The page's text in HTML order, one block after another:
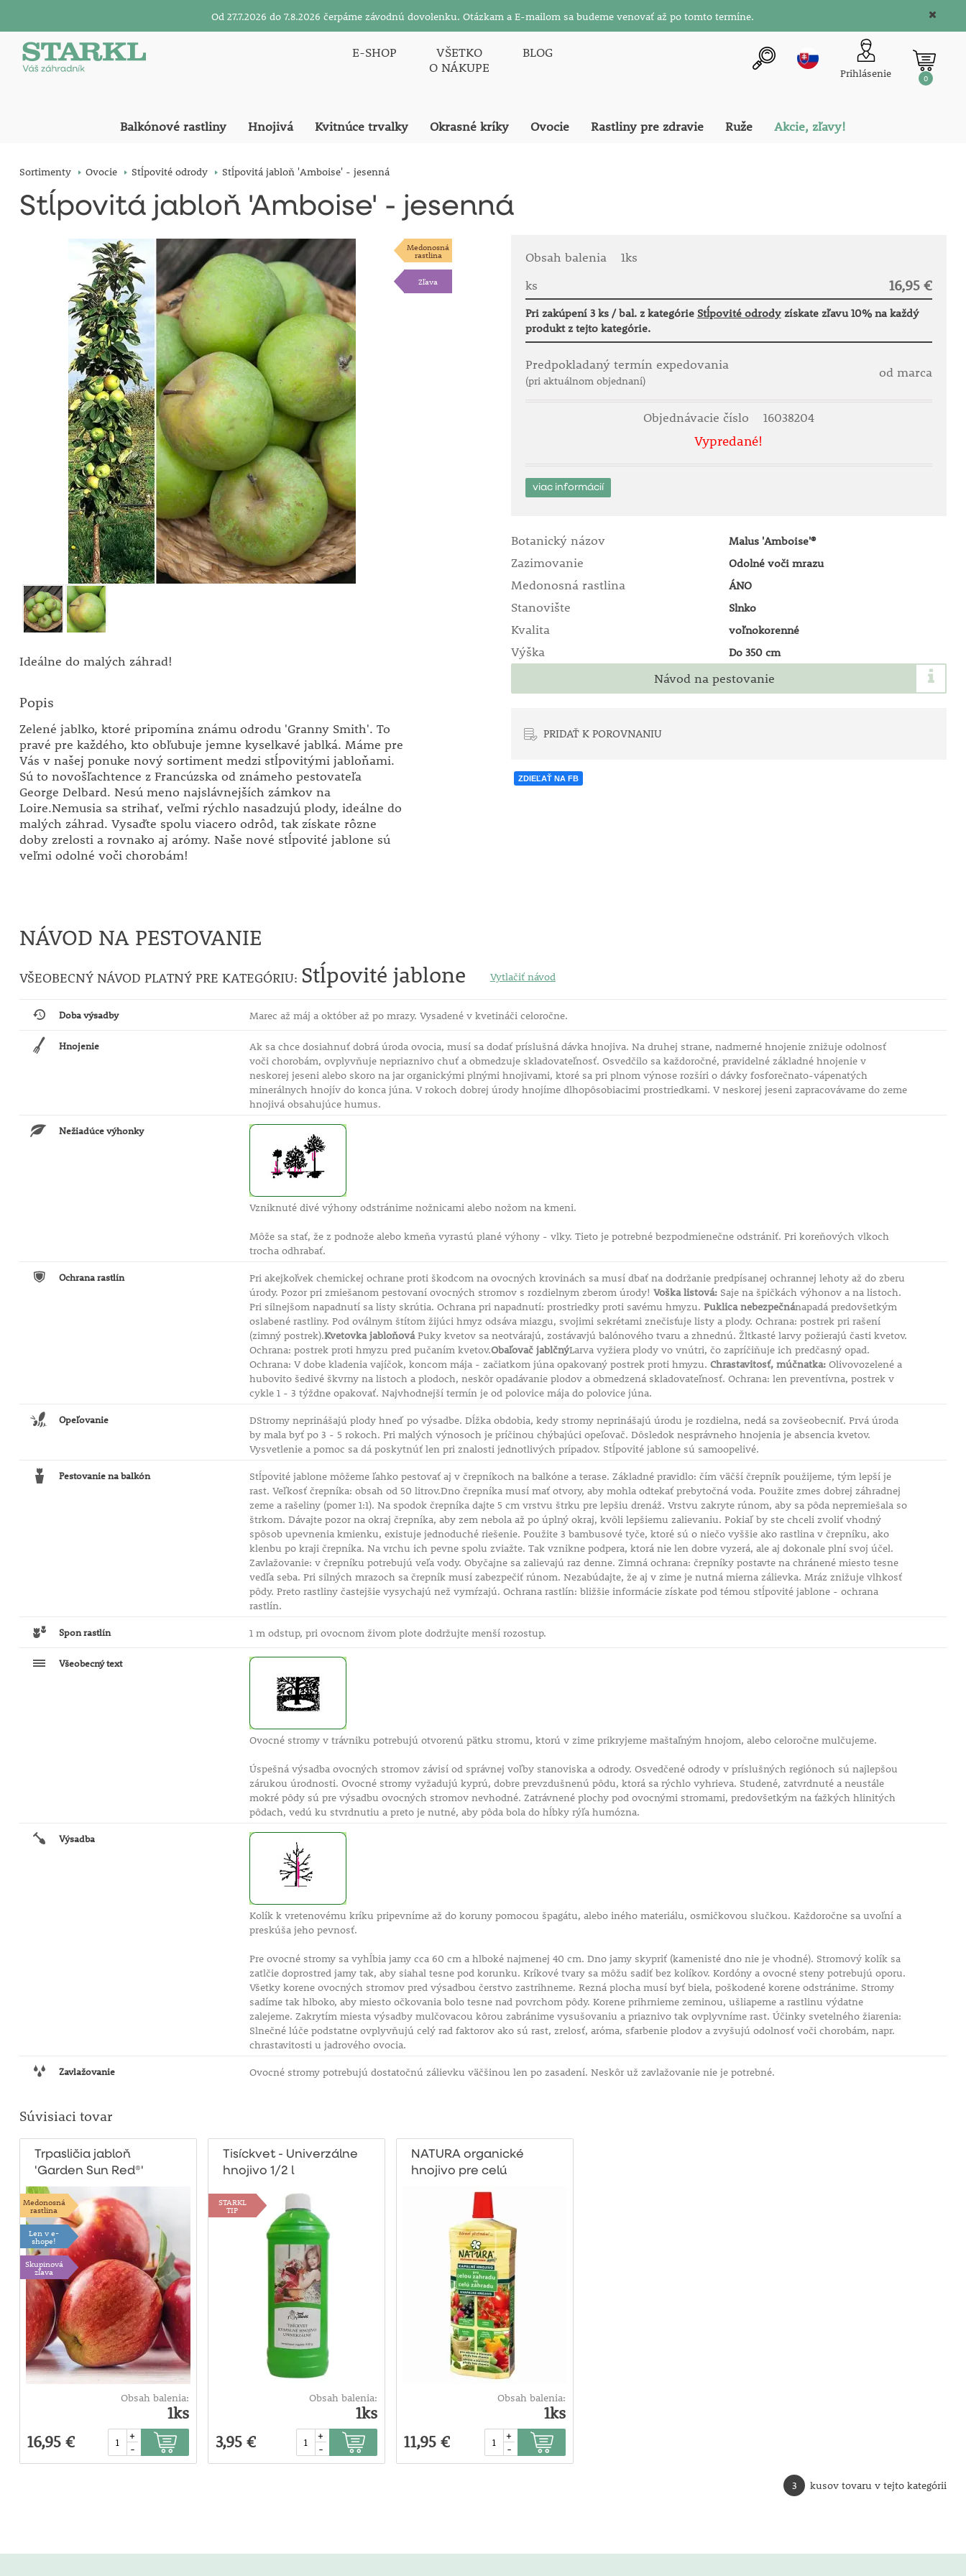
Od 27.7.2026 do 7.8.2026 čerpáme závodnú dovolenku. Otázkam a E-mailom sa budeme venovať až po tomto termíne.
E-SHOP
VŠETKO
O NÁKUPE
BLOG
Prihlásenie 0
Balkónové rastliny Hnojivá Kvitnúce trvalky Okrasné kríky Ovocie Rastliny pre zdravie Ruže Akcie, zľavy!
Sortimenty Ovocie Stĺpovité odrody Stĺpovitá jabloň 'Amboise' - jesenná
Stĺpovitá jabloň 'Amboise' - jesenná
Medonosná
rastlina
Zľava
Ideálne do malých záhrad!
Popis
Zelené jablko, ktoré pripomína známu odrodu 'Granny Smith'. To
pravé pre každého, kto obľubuje jemne kyselkavé jablká. Máme pre
Vás v našej ponuke nový sortiment medzi stĺpovitými jabloňami.
Sú to novošľachtence z Francúzska od známeho pestovateľa
George Delbard. Nesú meno najslávnejších zámkov na
Loire.Nemusia sa strihať, veľmi rýchlo nasadzujú plody, ideálne do
malých záhrad. Vysaďte spolu viacero odrôd, tak získate rôzne
doby zrelosti a rovnako aj arómy. Naše nové stĺpovité jablone sú
veľmi odolné voči chorobám!
Obsah balenia
1ks
ks
16,95 €
Pri zakúpení 3 ks / bal. z kategórie Stĺpovité odrodyzískate zľavu 10% na každý
produkt z tejto kategórie.
Predpokladaný termín expedovania
(pri aktuálnom objednaní)
od marca
Objednávacie číslo 16038204
Vypredané!
viac informácií
Botanický názov Malus 'Amboise'®
Zazimovanie Odolné voči mrazu
Medonosná rastlina ÁNO
Stanovište Slnko
Kvalita voľnokorenné
Výška Do 350 cm
Návod na pestovanie
PRIDAŤ K POROVNANIU
ZDIEĽAŤ NA FB
NÁVOD NA PESTOVANIE
VŠEOBECNÝ NÁVOD PLATNÝ PRE KATEGÓRIU: Stĺpovité jablone Vytlačiť návod
Doba výsadby Marec až máj a október až po mrazy. Vysadené v kvetináči celoročne.
Hnojenie
Ak sa chce dosiahnuť dobrá úroda ovocia, musí sa dodať príslušná dávka hnojiva. Na druhej strane, nadmerné hnojenie znižuje odolnosť
voči chorobám, ovplyvňuje nepriaznivo chuť a obmedzuje skladovateľnosť. Osvedčilo sa každoročné, pravidelné základné hnojenie v
neskorej jeseni alebo skoro na jar organickými plnými hnojivami, ktoré sa pri plnom výnose rozšíri o dávky fosforečnato-vápenatých
minerálnych hnojív do konca júna. V rokoch dobrej úrody hnojíme dlhopôsobiacimi prostriedkami. V neskorej jeseni zapracovávame do zeme
hnojivá obsahujúce humus.
Nežiadúce výhonky
Vzniknuté divé výhony odstránime nožnicami alebo nožom na kmeni.
Môže sa stať, že z podnože alebo kmeňa vyrastú plané výhony - vlky. Tieto je potrebné bezpodmienečne odstrániť. Pri koreňových vlkoch
trocha odhrabať.
Ochrana rastlín
Pri akejkoľvek chemickej ochrane proti škodcom na ovocných krovinách sa musí dbať na dodržanie predpísanej ochrannej lehoty až do zberu
úrody. Pozor pri zmiešanom pestovaní ovocných stromov s rozdielnym zberom úrody! Voška listová: Saje na špičkách výhonov a na listoch.
Pri silnejšom napadnutí sa listy skrútia. Ochrana pri napadnutí: prostriedky proti savému hmyzu. Puklica nebezpečnánapadá predovšetkým
oslabené rastliny. Pod oválnym štítom žijúci hmyz odsáva miazgu, svojimi sekrétami znečisťuje listy a plody. Ochrana: postrek pri rašení
(zimný postrek).Kvetovka jabloňováPuky kvetov sa neotvárajú, zostávavjú balónového tvaru a zhnednú. Žltkasté larvy požierajú časti kvetov.
Ochrana: postrek proti hmyzu pred pučaním kvetov.Obaľovač jablčnýLarva vyžiera plody vo vnútri, čo zapríčiňuje ich predčasný opad.
Ochrana: V dobe kladenia vajíčok, koncom mája - začiatkom júna opakovaný postrek proti hmyzu. Chrastavitosť, múčnatka:Olivovozelené a
hubovito šedivé škvrny na listoch a plodoch, neskôr opadávanie plodov a obmedzená skladovateľnosť. Ochrana: len preventívna, postrek v
cykle 1 - 3 týždne opakovať. Najvhodnejší termín je od polovice mája do polovice júna.
Opeľovanie
DStromy neprinášajú plody hneď po výsadbe. Dĺžka obdobia, kedy stromy neprinášajú úrodu je rozdielna, nedá sa zovšeobecniť. Prvá úroda
by mala byť po 3 - 5 rokoch. Pri malých výnosoch je príčinou chýbajúci opeľovač. Dôsledok nesprávneho hnojenia je absencia kvetov.
Vysvetlenie a pomoc sa dá poskytnúť len pri znalosti jednotlivých prípadov. Stĺpovité jablone sú samoopelivé.
Pestovanie na balkón
Stĺpovité jablone môžeme ľahko pestovať aj v črepníkoch na balkóne a terase. Základné pravidlo: čím väčší črepník použijeme, tým lepší je
rast. Veľkosť črepníka: obsah od 50 litrov.Dno črepníka musí mať otvory, aby mohla odtekať prebytočná voda. Použite zmes dobrej záhradnej
zeme a rašeliny (pomer 1:1). Na spodok črepníka dajte 5 cm vrstvu štrku pre lepšiu drenáž. Vrstvu zakryte rúnom, aby sa pôda nepremiešala so
štrkom. Dávajte pozor na okraj črepníka, aby zem nebola až po úplný okraj, kvôli lepšiemu zalievaniu. Pokiaľ by ste chceli zvoliť vhodný
spôsob upevnenia kmienku, existuje jednoduché riešenie. Použite 3 bambusové tyče, ktoré sú o niečo vyššie ako rastlina v črepníku, ako
klenbu po kraji črepníka. Na vrchu ich pevne spolu zviažte. Tak vznikne podpera, ktorá nie len dobre vyzerá, ale aj dokonale plní svoj účel.
Zavlažovanie: v črepníku potrebujú veľa vody. Obyčajne sa zalievajú raz denne. Zimná ochrana: črepníky postavte na chránené miesto tesne
vedľa seba. Pri silných mrazoch sa črepník musí zabezpečiť rúnom. Nezabúdajte, že aj v zime je nutná mierna zálievka. Mráz znižuje vlhkosť
pôdy. Preto rastliny častejšie vysychajú než vymŕzajú. Ochrana rastlín: bližšie informácie získate pod témou stĺpovité jablone - ochrana
rastlín.
Spon rastlín 1 m odstup, pri ovocnom živom plote dodržujte menší rozostup.
Všeobecný text
Ovocné stromy v trávniku potrebujú otvorenú pätku stromu, ktorú v zime prikryjeme maštaľným hnojom, alebo celoročne mulčujeme.
Úspešná výsadba ovocných stromov závisí od správnej voľby stanoviska a odrody. Osvedčené odrody v príslušných regiónoch sú najlepšou
zárukou úrodnosti. Ovocné stromy vyžadujú kyprú, dobre prevzdušnenú pôdu, ktorá sa rýchlo vyhrieva. Studené, zatvrdnuté a neustále
mokré pôdy sú pre výsadbu ovocných stromov nevhodné. Zatrávnené plochy pod ovocnými stromami, predovšetkým na ťažkých hlinitých
pôdach, vedú ku stvrdnutiu a preto je nutné, aby pôda bola do hĺbky rýľa humózna.
Výsadba
Kolík k vretenovému kríku pripevníme až do koruny pomocou špagátu, alebo iného materiálu, osmičkovou slučkou. Každoročne sa uvoľní a
preskúša jeho pevnosť.
Pre ovocné stromy sa vyhĺbia jamy cca 60 cm a hlboké najmenej 40 cm. Dno jamy skypriť (kamenisté dno nie je vhodné). Stromový kolík sa
zatlčie doprostred jamy tak, aby siahal tesne pod korunku. Kríkové tvary sa môžu sadiť bez kolíkov. Kordóny a ovocné steny potrebujú oporu.
Všetky korene ovocných stromov pred výsadbou čerstvo zastrihneme. Rezná plocha musí byť biela, poškodené korene odstránime. Stromy
sadíme tak hlboko, aby miesto očkovania bolo tesne nad povrchom pôdy. Korene prihrnieme zeminou, ušliapeme a rastlinu výdatne
zalejeme. Zakrytím miesta výsadby mulčovacou kôrou zabránime vysušovaniu a priaznivo tak ovplyvníme rast. Účinky svetelného žiarenia:
Slnečné lúče podstatne ovplyvňujú celý rad faktorov ako sú rast, zrelosť, aróma, sfarbenie plodov a zvyšujú odolnosť voči chorobám, napr.
chrastavitosti u jadrového ovocia.
Zavlažovanie Ovocné stromy potrebujú dostatočnú zálievku väčšinou len po zasadení. Neskôr už zavlažovanie nie je potrebné.
Súvisiaci tovar
Trpasličia jabloň
'Garden Sun Red®'
Medonosná
rastlina
Len v e-
shope!
Skupinová
zľava
Obsah balenia:
1ks
16,95 €
+
-
Tisíckvet - Univerzálne
hnojivo 1/2 l
STARKL
TIP
Obsah balenia:
1ks
3,95 €
+
-
NATURA organické
hnojivo pre celú
Obsah balenia:
1ks
11,95 €
+
-
3 kusov tovaru v tejto kategórii